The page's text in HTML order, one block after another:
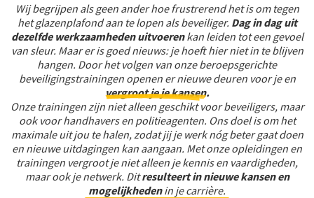
Wij begrijpen als geen ander hoe frustrerend het is om tegen
het glazenplafond aan te lopen als beveiliger. Dag in dag uit
dezelfde werkzaamheden uitvoerenkan leiden tot een gevoel
van sleur. Maar er is goed nieuws: je hoeft hier niet in te blijven
hangen. Door het volgen van onze beroepsgerichte
beveiligingstrainingen openen er nieuwe deuren voor je en
vergroot je je kansen.
Onze trainingen zijn niet alleen geschikt voor beveiligers, maar
ook voor handhavers en politieagenten. Ons doel is om het
maximale uit jou te halen, zodat jij je werk nóg beter gaat doen
en nieuwe uitdagingen kan aangaan. Met onze opleidingen en
trainingen vergroot je niet alleen je kennis en vaardigheden,
maar ook je netwerk. Ditresulteert in nieuwe kansen en
mogelijkhedenin je carrière.